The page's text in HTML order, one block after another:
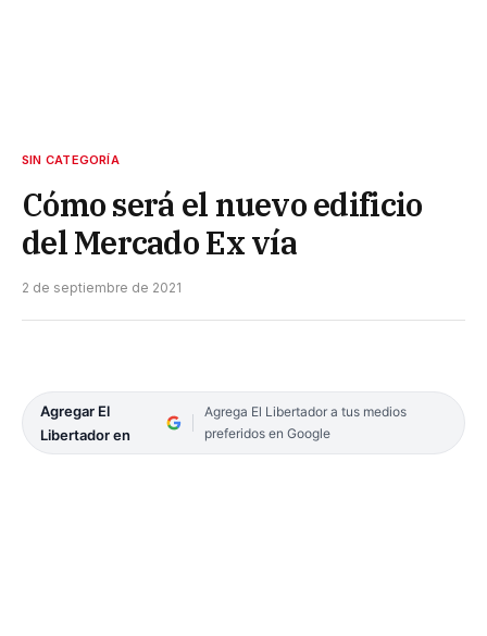
SIN CATEGORÍA
Cómo será el nuevo edificio
del Mercado Ex vía
2 de septiembre de 2021
Agregar El
Libertador en
Agrega El Libertador a tus medios
preferidos en Google